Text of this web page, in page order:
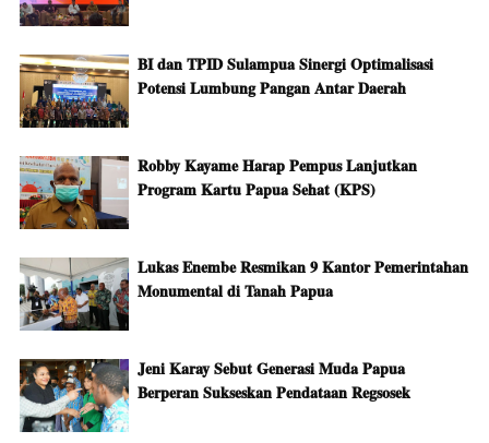
BI dan TPID Sulampua Sinergi Optimalisasi
Potensi Lumbung Pangan Antar Daerah
Robby Kayame Harap Pempus Lanjutkan
Program Kartu Papua Sehat (KPS)
Lukas Enembe Resmikan 9 Kantor Pemerintahan
Monumental di Tanah Papua
Jeni Karay Sebut Generasi Muda Papua
Berperan Sukseskan Pendataan Regsosek